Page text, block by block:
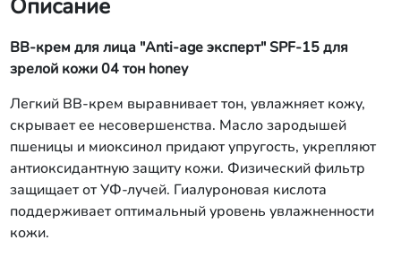
Описание
ВВ-крем для лица "Anti-age эксперт" SPF-15 для
зрелой кожи 04 тон honey
Легкий ВВ-крем выравнивает тон, увлажняет кожу,
скрывает ее несовершенства. Масло зародышей
пшеницы и миоксинол придают упругость, укрепляют
антиоксидантную защиту кожи. Физический фильтр
защищает от УФ-лучей. Гиалуроновая кислота
поддерживает оптимальный уровень увлажненности
кожи.